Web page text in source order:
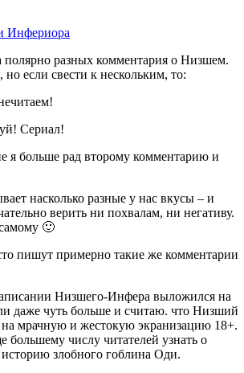
Инфериора
полярно разных комментария о Низшем.
если свести к нескольким, то:
Сериал!
я больше рад второму комментарию и
насколько разные у нас вкусы – и
верить ни похвалам, ни негативу.
🙂
пишут примерно такие же комментарии
Низшего-Инфера выложился на
даже чуть больше и считаю. что Низший
на мрачную и жестокую экранизацию 18+.
большему числу читателей узнать о
злобного гоблина Оди.